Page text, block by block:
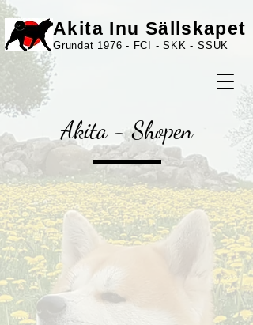
Akita Inu Sällskapet
Grundat 1976 - FCI - SKK - SSUK
Akita - Shopen